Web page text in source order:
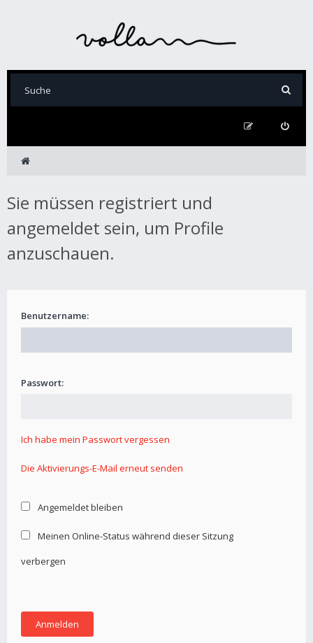
Sie müssen registriert und
angemeldet sein, um Profile
anzuschauen.
Benutzername:
Passwort:
Ich habe mein Passwort vergessen
Die Aktivierungs-E-Mail erneut senden
Angemeldet bleiben
Meinen Online-Status während dieser Sitzung
verbergen